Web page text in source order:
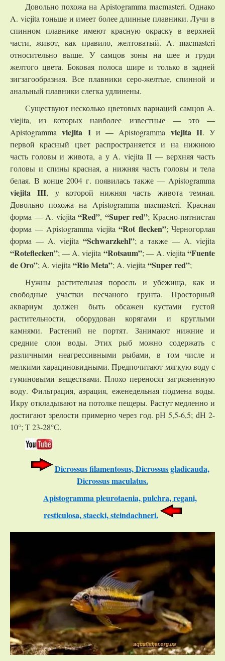
Довольно похожа на Apistogramma macmasteri. Однако
A. viejita тоньше и имеет более длинные плавники. Лучи в
спинном плавнике имеют красную окраску в верхней
части, живот, как правило, желтоватый. A. macmasteri
относительно выше. У самцов зоны на шее и груди
желтого цвета. Боковая полоса шире и только в задней
зигзагообразная. Все плавники серо-желтые, спинной и
анальный плавники слегка удлинены.
Существуют несколько цветовых вариаций самцов A.
viejita, из которых наиболее известные — это —
Apistogrammaviejita Iи — Apistogramma viejita II. У
первой красный цвет распространяется и на нижнюю
часть головы и живота, а у A. viejita II — верхняя часть
головы и спины красная, а нижняя часть головы и тела
белая. В конце 2004 г. появилась также — Apistogramma
viejita III, у которой нижняя часть живота темная.
Довольно похожа на Apistogramma macmasteri. Красная
форма — A. viejita“Red”, “Super red”; Красно-пятнистая
форма — Apistogramma viejita “Rot flecken”; Черногорлая
форма — A. viejita “Schwarzkehl”; а также — A. viejita
“Roteflecken”; — A. viejita “Rotsaum”; — A. viejita “Fuente
de Oro”; A. viejita “Rio Meta”; A. viejita “Super red”;
Нужны растительная поросль и убежища, как и
свободные участки песчаного грунта. Просторный
аквариум должен быть обсажен кустами густой
растительности, оборудован корягами и круглыми
камнями. Растений не портят. Занимают нижние и
средние слои воды. Этих рыб можно содержать с
различными неагрессивными рыбами, в том числе и
мелкими харациновидными. Предпочитают мягкую воду с
гуминовыми веществами. Плохо переносят загрязненную
воду. Фильтрация, аэрация, еженедельная подмена воды.
Икру откладывают на потолке пещеры. Растут медленно и
достигают зрелости примерно через год. рН 5,5-6,5; dH 2-
10°; Т 23-28°С.
Dicrossus filamentosus, Dicrossus gladicauda,
Dicrossus maculatus.
Apistogramma pleurotaenia, pulchra, regani,
resticulosa, staecki, steindachneri.